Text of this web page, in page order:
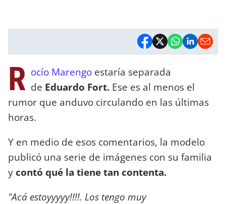
R ocío Marengo estaría separada
de Eduardo Fort. Ese es al menos el
rumor que anduvo circulando en las últimas
horas.
Y en medio de esos comentarios, la modelo
publicó una serie de imágenes con su familia
y contó qué la tiene tan contenta.
"Acá estoyyyyy!!!!. Los tengo muy